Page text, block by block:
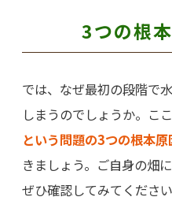
3つの根
では、なぜ最初の段階で
しまうのでしょうか。ここ
という問題の3つの根本原
きましょう。ご自身の畑
ぜひ確認してみてください